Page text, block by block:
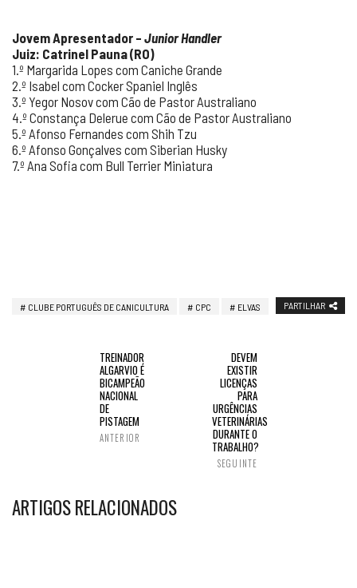
Jovem Apresentador – Junior Handler
Juiz: Catrinel Pauna (RO)
1.º Margarida Lopes com Caniche Grande
2.º Isabel com Cocker Spaniel Inglês
3.º Yegor Nosov com Cão de Pastor Australiano
4.º Constança Delerue com Cão de Pastor Australiano
5.º Afonso Fernandes com Shih Tzu
6.º Afonso Gonçalves com Siberian Husky
7.º Ana Sofia com Bull Terrier Miniatura
CLUBE PORTUGUÊS DE CANICULTURA CPC ELVAS PARTILHAR
TREINADOR
ALGARVIO É
BICAMPEÃO
NACIONAL
DE
PISTAGEM
ANTERIOR
DEVEM
EXISTIR
LICENÇAS
PARA
URGÊNCIAS
VETERINÁRIAS
DURANTE O
TRABALHO?
SEGUINTE
ARTIGOS RELACIONADOS